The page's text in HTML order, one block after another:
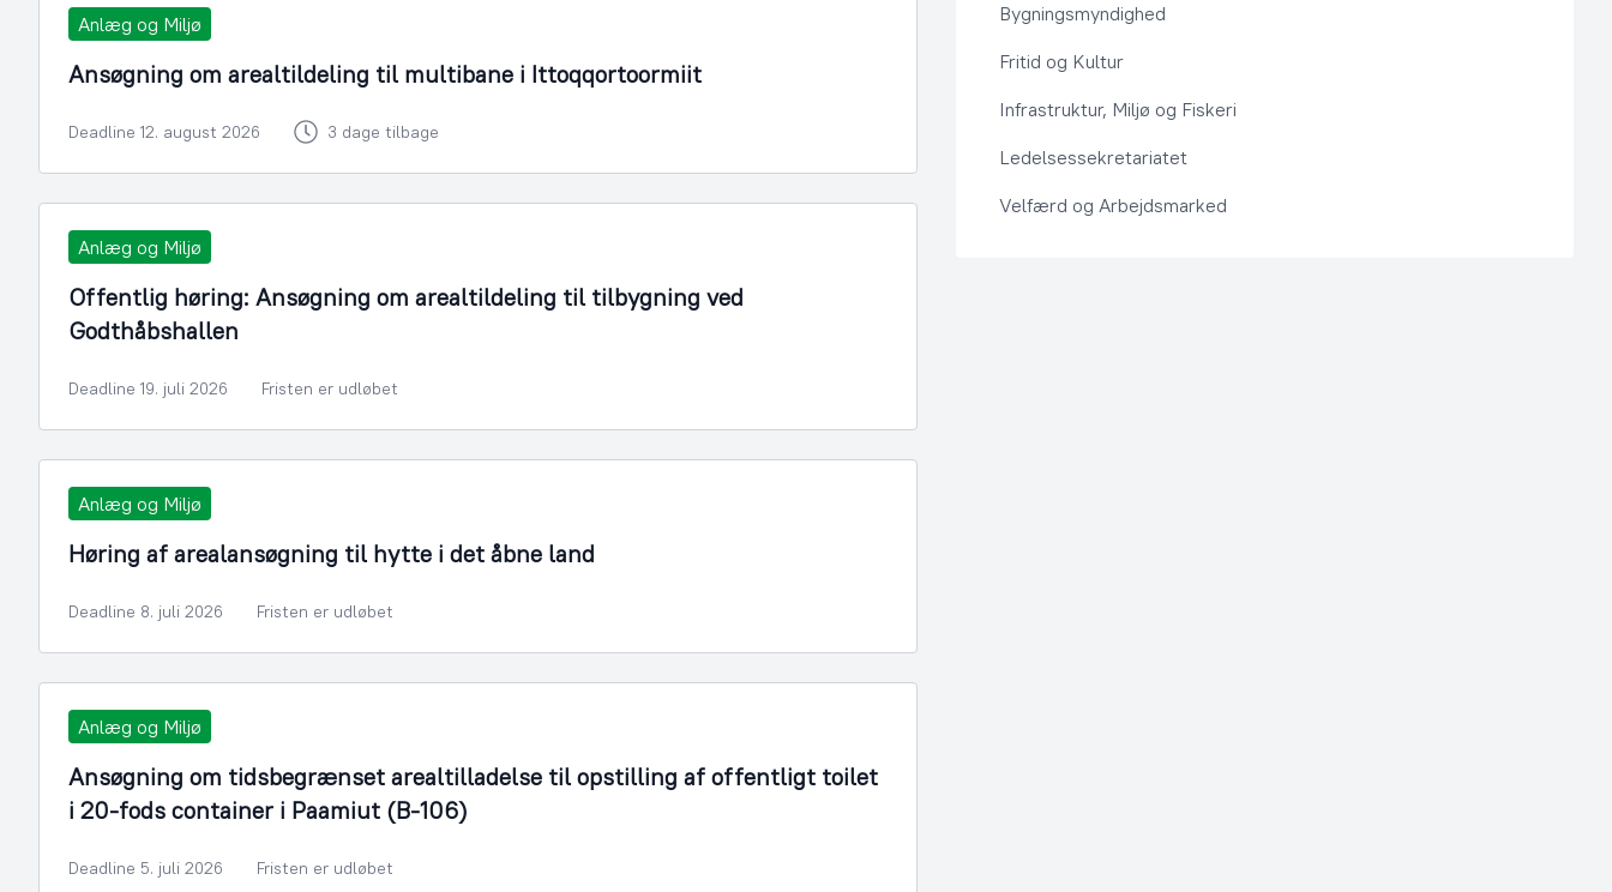
Anlæg og Miljø
Ansøgning om arealtildeling til multibane i Ittoqqortoormiit
Deadline 12. august 2026 3 dage tilbage
Anlæg og Miljø
Offentlig høring: Ansøgning om arealtildeling til tilbygning ved
Godthåbshallen
Deadline 19. juli 2026 Fristen er udløbet
Anlæg og Miljø
Høring af arealansøgning til hytte i det åbne land
Deadline 8. juli 2026 Fristen er udløbet
Anlæg og Miljø
Ansøgning om tidsbegrænset arealtilladelse til opstilling af offentligt toilet
i 20-fods container i Paamiut (B-106)
Deadline 5. juli 2026 Fristen er udløbet
Bygningsmyndighed
Fritid og Kultur
Infrastruktur, Miljø og Fiskeri
Ledelsessekretariatet
Velfærd og Arbejdsmarked